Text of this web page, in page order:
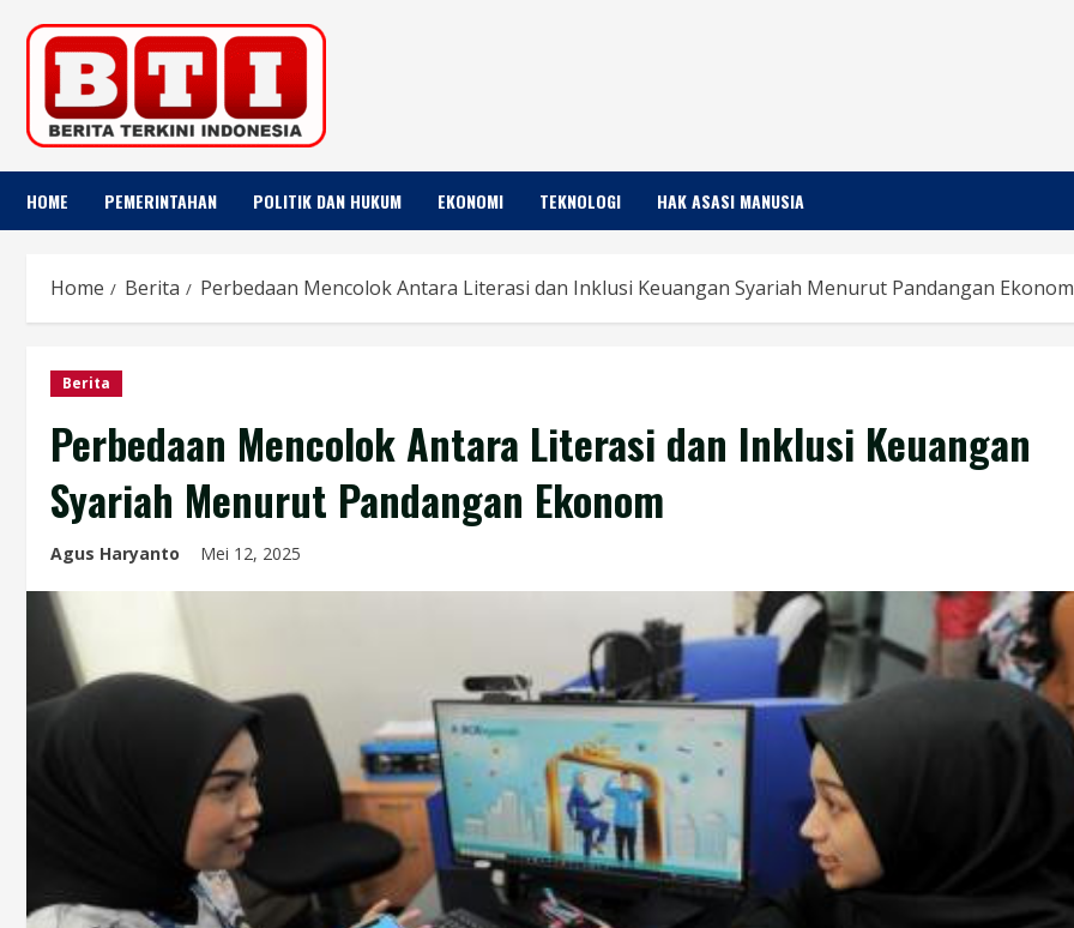
HOME PEMERINTAHAN POLITIK DAN HUKUM EKONOMI TEKNOLOGI HAK ASASI MANUSIA
Home Berita Perbedaan Mencolok Antara Literasi dan Inklusi Keuangan Syariah Menurut Pandangan Ekonom
Berita
Perbedaan Mencolok Antara Literasi dan Inklusi Keuangan
Syariah Menurut Pandangan Ekonom
Agus Haryanto Mei 12, 2025